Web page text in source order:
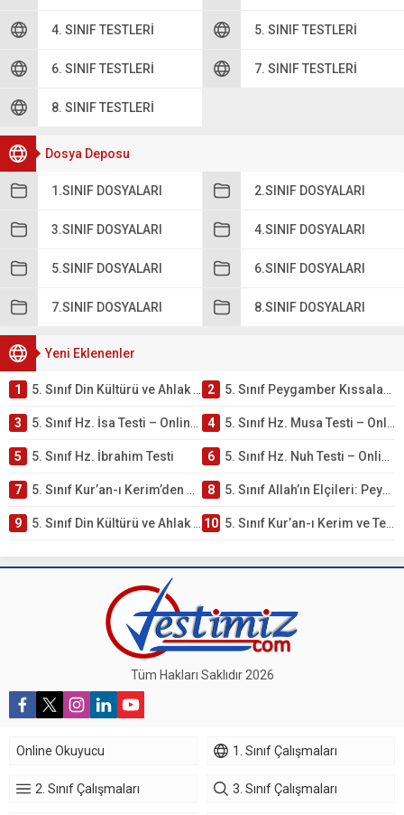
4. SINIF TESTLERI 5. SINIF TESTLERI
6. SINIF TESTLERI 7. SINIF TESTLERI
8. SINIF TESTLERI
Dosya Deposu
1.SINIF DOSYALARI 2.SINIF DOSYALARI
3.SINIF DOSYALARI 4.SINIF DOSYALARI
5.SINIF DOSYALARI 6.SINIF DOSYALARI
7.SINIF DOSYALARI 8.SINIF DOSYALARI
Yeni Eklenenler
1 5. Sınıf Din Kültürü ve Ahlak Bilgisi 4. Ünite: Peygamber Kıssaları Çalışmaları 2 5. Sınıf Peygamber Kıssaları Ünite Testi – Online Çöz
3 5. Sınıf Hz. İsa Testi – Online Çöz 4 5. Sınıf Hz. Musa Testi – Online Çöz
5 5. Sınıf Hz. İbrahim Testi 6 5. Sınıf Hz. Nuh Testi – Online Çöz
7 5. Sınıf Kur’an-ı Kerim’den Öğütler – Peygamber Kıssaları Testi – Online Çöz 8 5. Sınıf Allah’ın Elçileri: Peygamberler Testi – Online Çöz
9 5. Sınıf Din Kültürü ve Ahlak Bilgisi 3. Ünite: Kur’an-ı Kerim Çalışmaları 10 5. Sınıf Kur’an-ı Kerim ve Temel Özellikleri Testi – Online Çöz
Tüm Hakları Saklıdır 2026
Online Okuyucu 1. Sınıf Çalışmaları
2. Sınıf Çalışmaları 3. Sınıf Çalışmaları